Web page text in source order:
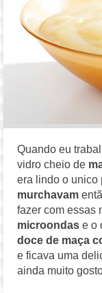
Quando eu
vidro cheio de
era lindo o unico
murchavam
fazer com essas
microondas e o
doce de maça
e ficava uma
ainda muito